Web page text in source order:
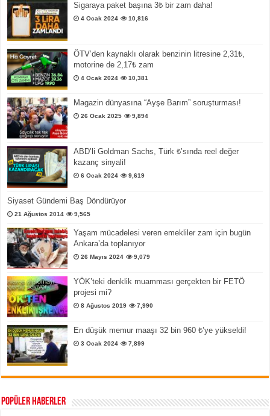
Sigaraya paket başına 3₺ bir zam daha!
4 Ocak 2024 10,816
ÖTV’den kaynaklı olarak benzinin litresine 2,31₺,
motorine de 2,17₺ zam
4 Ocak 2024 10,381
Magazin dünyasına “Ayşe Barım” soruşturması!
26 Ocak 2025 9,894
ABD’li Goldman Sachs, Türk ₺’sında reel değer
kazanç sinyali!
6 Ocak 2024 9,619
Siyaset Gündemi Baş Döndürüyor
21 Ağustos 2014 9,565
Yaşam mücadelesi veren emekliler zam için bugün
Ankara’da toplanıyor
26 Mayıs 2024 9,079
YÖK’teki denklik muamması gerçekten bir FETÖ
projesi mi?
8 Ağustos 2019 7,990
En düşük memur maaşı 32 bin 960 ₺’ye yükseldi!
3 Ocak 2024 7,899
Popüler Haberler